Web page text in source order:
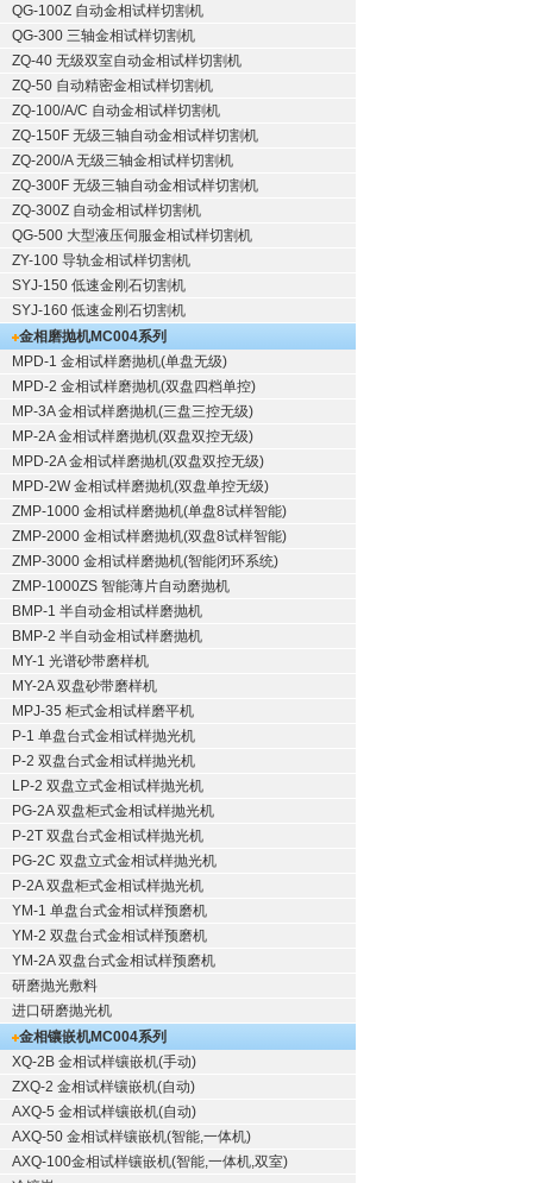
QG-100Z 自动金相试样切割机
QG-300 三轴金相试样切割机
ZQ-40 无级双室自动金相试样切割机
ZQ-50 自动精密金相试样切割机
ZQ-100/A/C 自动金相试样切割机
ZQ-150F 无级三轴自动金相试样切割机
ZQ-200/A 无级三轴金相试样切割机
ZQ-300F 无级三轴自动金相试样切割机
ZQ-300Z 自动金相试样切割机
QG-500 大型液压伺服金相试样切割机
ZY-100 导轨金相试样切割机
SYJ-150 低速金刚石切割机
SYJ-160 低速金刚石切割机
金相磨抛机MC004系列
MPD-1 金相试样磨抛机(单盘无级)
MPD-2 金相试样磨抛机(双盘四档单控)
MP-3A 金相试样磨抛机(三盘三控无级)
MP-2A 金相试样磨抛机(双盘双控无级)
MPD-2A 金相试样磨抛机(双盘双控无级)
MPD-2W 金相试样磨抛机(双盘单控无级)
ZMP-1000 金相试样磨抛机(单盘8试样智能)
ZMP-2000 金相试样磨抛机(双盘8试样智能)
ZMP-3000 金相试样磨抛机(智能闭环系统)
ZMP-1000ZS 智能薄片自动磨抛机
BMP-1 半自动金相试样磨抛机
BMP-2 半自动金相试样磨抛机
MY-1 光谱砂带磨样机
MY-2A 双盘砂带磨样机
MPJ-35 柜式金相试样磨平机
P-1 单盘台式金相试样抛光机
P-2 双盘台式金相试样抛光机
LP-2 双盘立式金相试样抛光机
PG-2A 双盘柜式金相试样抛光机
P-2T 双盘台式金相试样抛光机
PG-2C 双盘立式金相试样抛光机
P-2A 双盘柜式金相试样抛光机
YM-1 单盘台式金相试样预磨机
YM-2 双盘台式金相试样预磨机
YM-2A 双盘台式金相试样预磨机
研磨抛光敷料
进口研磨抛光机
金相镶嵌机MC004系列
XQ-2B 金相试样镶嵌机(手动)
ZXQ-2 金相试样镶嵌机(自动)
AXQ-5 金相试样镶嵌机(自动)
AXQ-50 金相试样镶嵌机(智能,一体机)
AXQ-100金相试样镶嵌机(智能,一体机,双室)